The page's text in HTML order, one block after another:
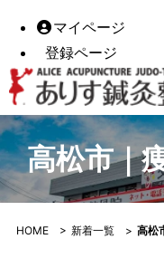
マイページ
登録ページ
高松市｜痩身・ダイエ
高松市｜
HOME> 新着一覧> 高松